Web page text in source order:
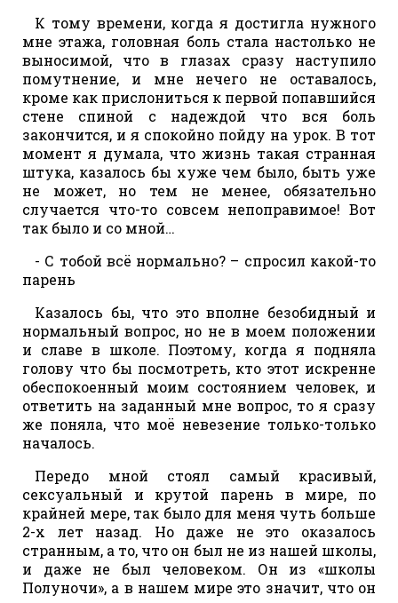
К тому времени, когда я достигла нужного
мне этажа, головная боль стала настолько не
выносимой, что в глазах сразу наступило
помутнение, и мне нечего не оставалось,
кроме как прислониться к первой попавшийся
стене спиной с надеждой что вся боль
закончится, и я спокойно пойду на урок. В тот
момент я думала, что жизнь такая странная
штука, казалось бы хуже чем было, быть уже
не может, но тем не менее, обязательно
случается что-то совсем непоправимое! Вот
так было и со мной…
- С тобой всё нормально? – спросил какой-то
парень
Казалось бы, что это вполне безобидный и
нормальный вопрос, но не в моем положении
и славе в школе. Поэтому, когда я подняла
голову что бы посмотреть, кто этот искренне
обеспокоенный моим состоянием человек, и
ответить на заданный мне вопрос, то я сразу
же поняла, что моё невезение только-только
началось.
Передо мной стоял самый красивый,
сексуальный и крутой парень в мире, по
крайней мере, так было для меня чуть больше
2-х лет назад. Но даже не это оказалось
странным, а то, что он был не из нашей школы,
и даже не был человеком. Он из «школы
Полуночи», а в нашем мире это значит, что он